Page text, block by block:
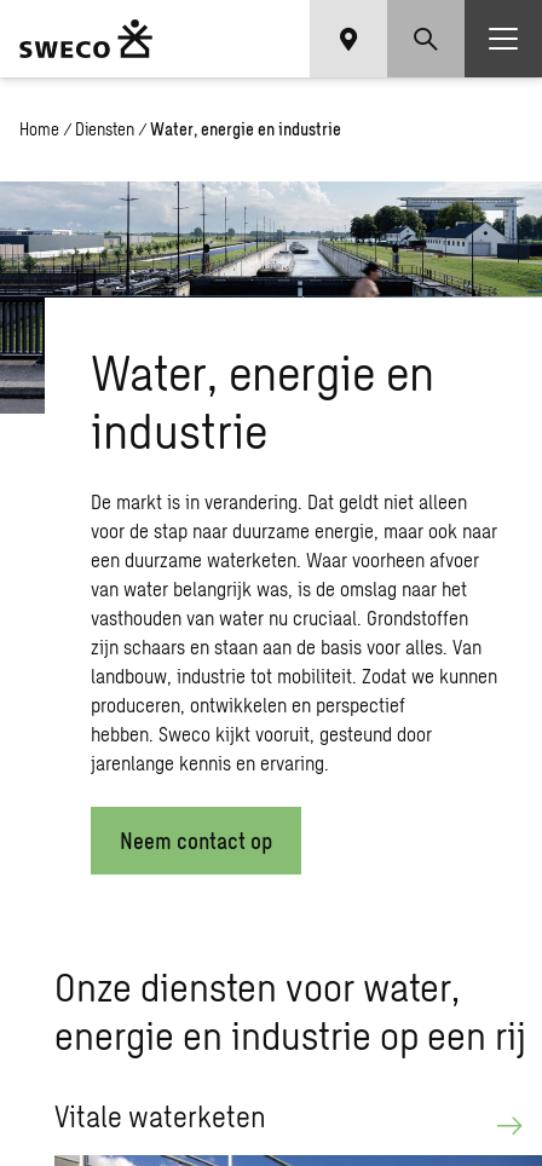
Home / Diensten / Water, energie en industrie
Water, energie en
industrie
De markt is in verandering. Dat geldt niet alleen
voor de stap naar duurzame energie, maar ook naar
een duurzame waterketen. Waar voorheen afvoer
van water belangrijk was, is de omslag naar het
vasthouden van water nu cruciaal. Grondstoffen
zijn schaars en staan aan de basis voor alles. Van
landbouw, industrie tot mobiliteit. Zodat we kunnen
produceren, ontwikkelen en perspectief
hebben. Sweco kijkt vooruit, gesteund door
jarenlange kennis en ervaring.
Neem contact op
Onze dien­sten voor water,
ener­gie en in­du­strie op een rij
Vi­ta­le wa­ter­ke­ten